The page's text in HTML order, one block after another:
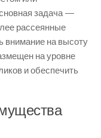
задача —
рассеянные
внимание на высоту
на уровне
и обеспечить